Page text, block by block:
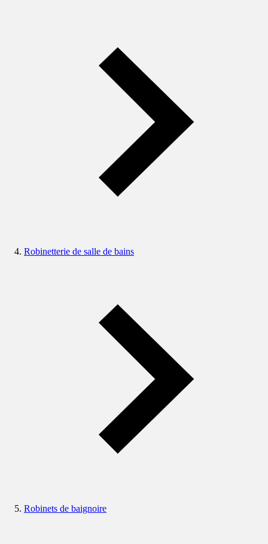
Robinetterie de salle de bains
Robinets de baignoire